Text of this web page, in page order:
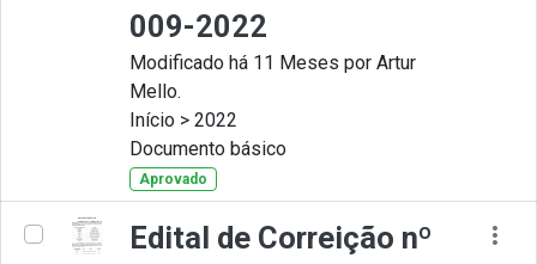
009-2022
Modificado há 11 Meses por Artur
Mello.
Início > 2022
Documento básico
Aprovado
Edital de Correição nº